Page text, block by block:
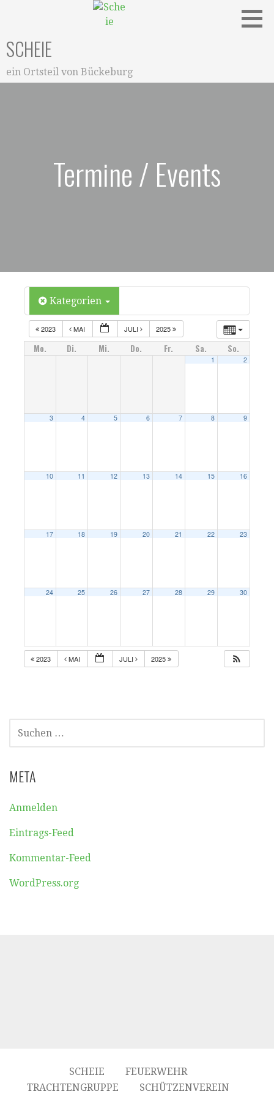
SCHEIE
ein Ortsteil von Bückeburg
Termine / Events
Kategorien
2023 MAI JULI 2025
Mo. Di. Mi. Do. Fr. Sa. So.
1 2
3 4 5 6 7 8 9
10 11 12 13 14 15 16
17 18 19 20 21 22 23
24 25 26 27 28 29 30
2023 MAI JULI 2025
SUCHEN
NACH:
META
Anmelden
Eintrags-Feed
Kommentar-Feed
WordPress.org
SCHEIE
FEUERWEHR
TRACHTENGRUPPE
SCHÜTZENVEREIN